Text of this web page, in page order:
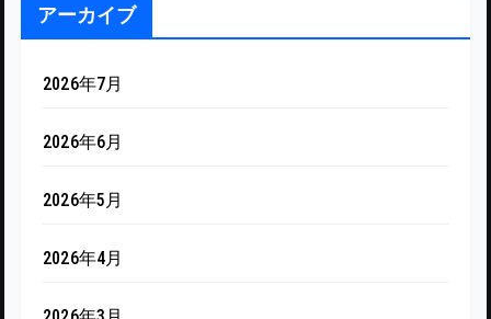
アーカイブ
2026年7月
2026年6月
2026年5月
2026年4月